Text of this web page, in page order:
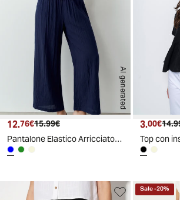
AI generated
Prezzo attuale
12.76€ Prezzo originale
15.99€
Pantalone Elastico Arricciato in Vita - Bluette
3.00€
Sale-20%